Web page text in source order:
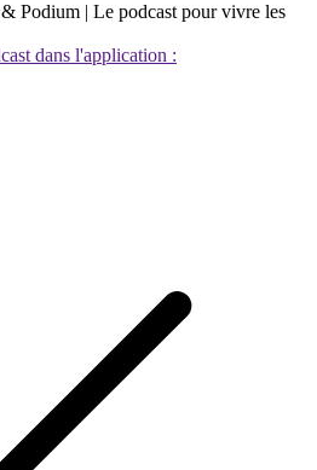
Podium | Le podcast pour vivre les
dans l'application :